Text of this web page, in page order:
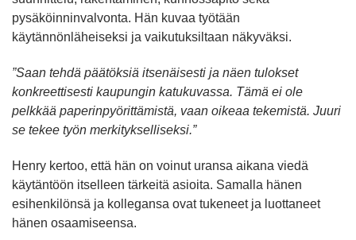
pysäköinninvalvonta. Hän kuvaa työtään
käytännönläheiseksi ja vaikutuksiltaan näkyväksi.
”Saan tehdä päätöksiä itsenäisesti ja näen tulokset
konkreettisesti kaupungin katukuvassa. Tämä ei ole
pelkkää paperinpyörittämistä, vaan oikeaa tekemistä. Juuri
se tekee työn merkitykselliseksi.”
Henry kertoo, että hän on voinut uransa aikana viedä
käytäntöön itselleen tärkeitä asioita. Samalla hänen
esihenkilönsä ja kollegansa ovat tukeneet ja luottaneet
hänen osaamiseensa.